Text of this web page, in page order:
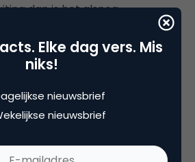
dan is het alsnog
iets duur is of niet hangt niet
van de absolute investering
ook kijken wat dit
nodige te besparen in de
geldt, met meer kennis
je naar moet kijken.’
Elke dag vers. Mis
niks!
nieuwsbrief
nieuwsbrief